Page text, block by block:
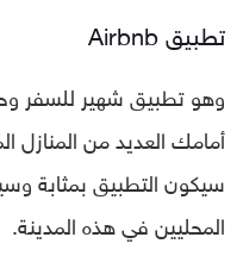
تطبيق Airbnb
وهو تطبيق شهير للسفر
أمامك العديد من المنازل
سيكون التطبيق بمثابة
المحليين في هذه المدينة.